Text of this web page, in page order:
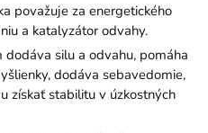
považuje za energetického
a katalyzátor odvahy.
silu a odvahu, pomáha
dodáva sebavedomie,
získať stabilitu v úzkostných